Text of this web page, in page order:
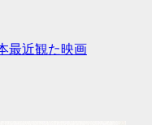
最近観た映画